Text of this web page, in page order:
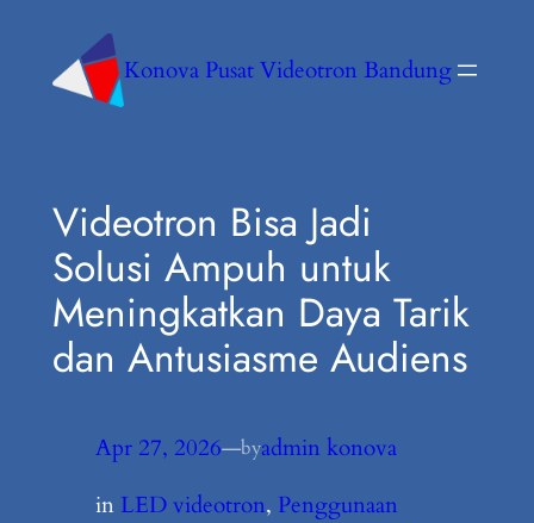
Konova Pusat Videotron Bandung
Videotron Bisa Jadi
Solusi Ampuh untuk
Meningkatkan Daya Tarik
dan Antusiasme Audiens
Apr 27, 2026—byadmin konova
in LED videotron, Penggunaan